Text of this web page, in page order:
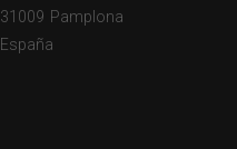
31009 Pamplona
España